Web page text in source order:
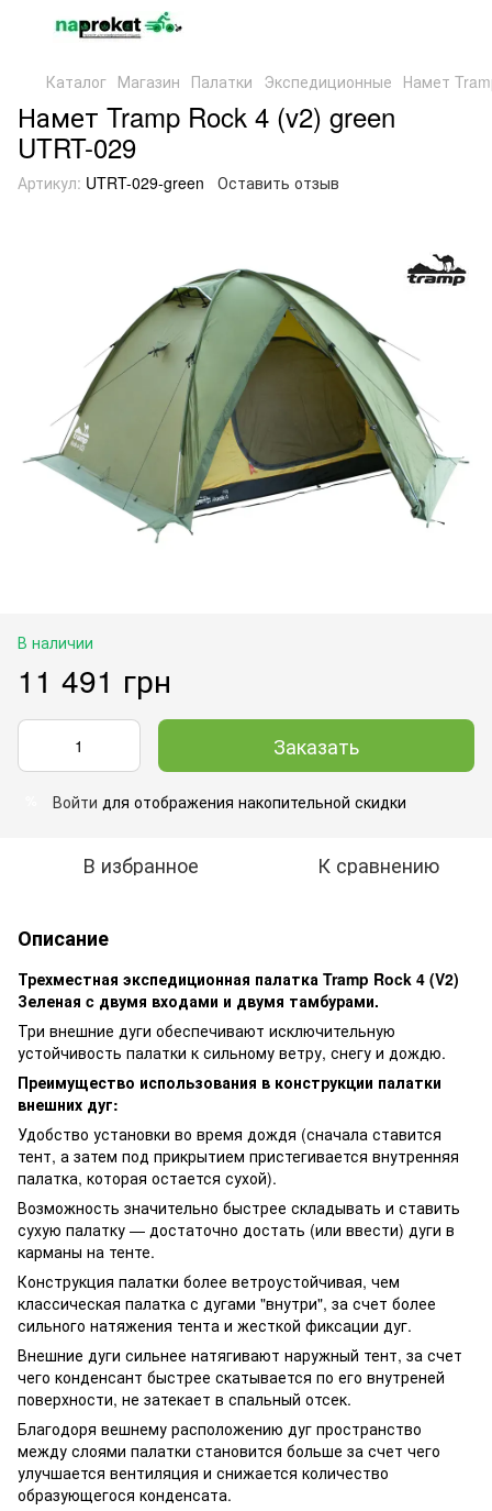
Каталог Магазин Палатки Экспедиционные Намет
Намет Tramp Rock 4 (v2) green
UTRT-029
Артикул: UTRT-029-green Оставить отзыв
В наличии
11 491 грн
Заказать
Войти для отображения накопительной скидки
В избранное К сравнению
Описание
Трехместная экспедиционная палатка Tramp Rock 4 (V2)
Зеленая c двумя входами и двумя тамбурами.
Три внешние дуги обеспечивают исключительную
устойчивость палатки к сильному ветру, снегу и дождю.
Преимущество использования в конструкции палатки
внешних дуг:
Удобство установки во время дождя (сначала ставится
тент, а затем под прикрытием пристегивается внутренняя
палатка, которая остается сухой).
Возможность значительно быстрее складывать и ставить
сухую палатку — достаточно достать (или ввести) дуги в
карманы на тенте.
Конструкция палатки более ветроустойчивая, чем
классическая палатка с дугами "внутри", за счет более
сильного натяжения тента и жесткой фиксации дуг.
Внешние дуги сильнее натягивают наружный тент, за счет
чего конденсант быстрее скатывается по его внутреней
поверхности, не затекает в спальный отсек.
Благодоря вешнему расположению дуг пространство
между слоями палатки становится больше за счет чего
улучшается вентиляция и снижается количество
образующегося конденсата.